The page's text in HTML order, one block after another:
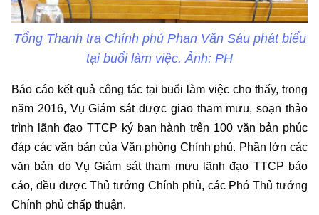
Tổng Thanh tra Chính phủ Phan Văn Sáu phát biểu
tại buổi làm việc. Ảnh: PH
Báo cáo kết quả công tác tại buổi làm việc cho thấy, trong
năm 2016, Vụ Giám sát được giao tham mưu, soạn thảo
trình lãnh đạo TTCP ký ban hành trên 100 văn bản phúc
đáp các văn bản của Văn phòng Chính phủ. Phần lớn các
văn bản do Vụ Giám sát tham mưu lãnh đạo TTCP báo
cáo, đều được Thủ tướng Chính phủ, các Phó Thủ tướng
Chính phủ chấp thuận.